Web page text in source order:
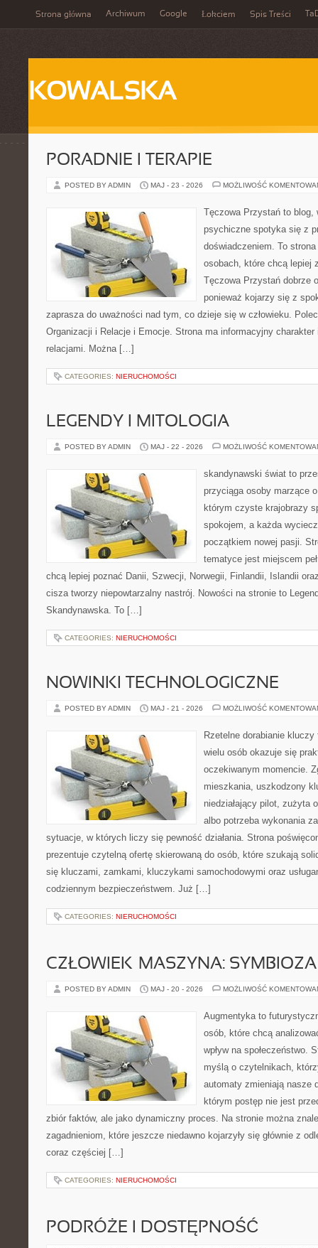
Strona główna Archiwum Google Łokciem Spis Treści
KOWALSKA
PORADNIE I TERAPIE
POSTED BY ADMIN MAJ - 23 - 2026 MOŻLIWOŚĆ
Tęczowa Przystań to blog,
psychiczne spotyka się z
doświadczeniem. To
osobach, które chcą lepiej
Tęczowa Przystań dobrze
ponieważ kojarzy się z
zaprasza do uważności nad tym, co dzieje się w człowieku.
Organizacji i Relacje i Emocje. Strona ma informacyjny
relacjami. Można […]
CATEGORIES: NIERUCHOMOŚCI
LEGENDY I MITOLOGIA
POSTED BY ADMIN MAJ - 22 - 2026 MOŻLIWOŚĆ
skandynawski świat to
przyciąga osoby marzące
którym czyste krajobrazy
spokojem, a każda
początkiem nowej pasji.
tematyce jest miejscem
chcą lepiej poznać Danii, Szwecji, Norwegii, Finlandii, Islandii
cisza tworzy niepowtarzalny nastrój. Nowości na stronie to
Skandynawska. To […]
CATEGORIES: NIERUCHOMOŚCI
NOWINKI TECHNOLOGICZNE
POSTED BY ADMIN MAJ - 21 - 2026 MOŻLIWOŚĆ
Rzetelne dorabianie
wielu osób okazuje się
oczekiwanym momencie.
mieszkania, uszkodzony
niedziałający pilot, zużyta
albo potrzeba wykonania
sytuacje, w których liczy się pewność działania. Strona
prezentuje czytelną ofertę skierowaną do osób, które szukają
się kluczami, zamkami, kluczykami samochodowymi oraz
codziennym bezpieczeństwem. Już […]
CATEGORIES: NIERUCHOMOŚCI
CZŁOWIEK–MASZYNA: SYMBIOZA
POSTED BY ADMIN MAJ - 20 - 2026 MOŻLIWOŚĆ
Augmentyka to
osób, które chcą
wpływ na społeczeństwo.
myślą o czytelnikach,
automaty zmieniają nasze
którym postęp nie jest
zbiór faktów, ale jako dynamiczny proces. Na stronie można
zagadnieniom, które jeszcze niedawno kojarzyły się głównie z
coraz częściej […]
CATEGORIES: NIERUCHOMOŚCI
PODRÓŻE I DOSTĘPNOŚĆ